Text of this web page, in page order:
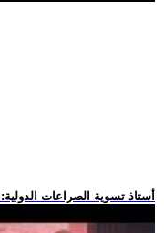
.. أستاذ تسوية الصراعات